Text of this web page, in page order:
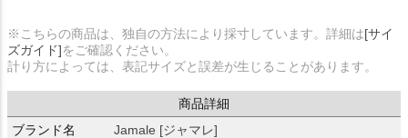
※こちらの商品は、独自の方法により採寸しています。詳細は[サイ
ズガイド]をご確認ください。
計り方によっては、表記サイズと誤差が生じることがあります。
商品詳細
ブランド名
Jamale [ジャマレ]